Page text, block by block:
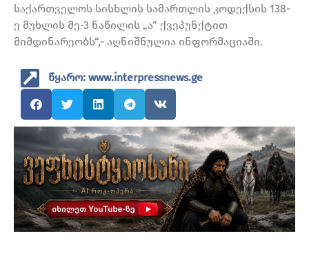
საქართველოს სისხლის სამართლის კოდექსის 138-
ე მუხლის მე-3 ნაწილის „ა“ ქვეპუნქტით
მიმდინარეობს“,- აღნიშნულია ინფორმაციაში.
წყარო: www.interpressnews.ge